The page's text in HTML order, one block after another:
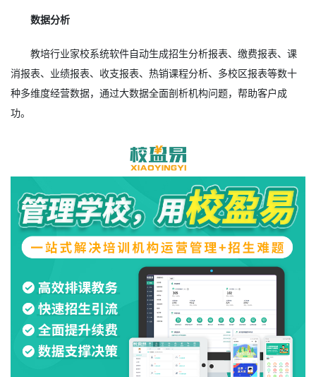
数据分析
教培行业家校系统软件自动生成招生分析报表、缴费报表、课
消报表、业绩报表、收支报表、热销课程分析、多校区报表等数十
种多维度经营数据，通过大数据全面剖析机构问题，帮助客户成
功。